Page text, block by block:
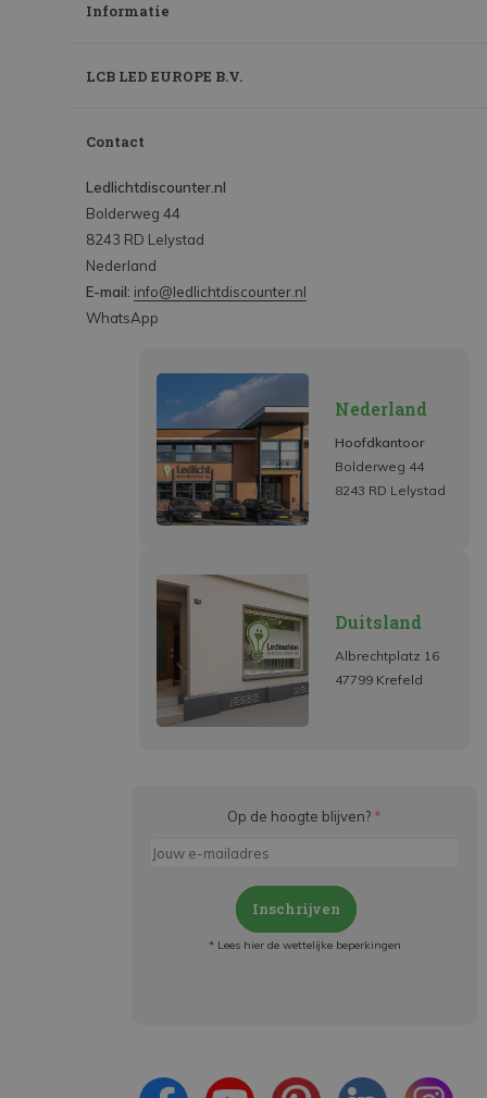
Informatie
LCB LED EUROPE B.V.
Contact
Ledlichtdiscounter.nl
Bolderweg 44
8243 RD Lelystad
Nederland
E-mail: info@ledlichtdiscounter.nl
WhatsApp
Nederland
Hoofdkantoor
Bolderweg 44
8243 RD Lelystad
Duitsland
Albrechtplatz 16
47799 Krefeld
Op de hoogte blijven? *
Inschrijven
* Lees hier de wettelijke beperkingen